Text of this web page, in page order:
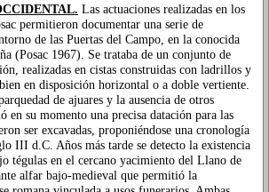
Las actuaciones realizadas en los
permitieron documentar una serie de
de las Puertas del Campo, en la conocida
(Posac 1967). Se trataba de un conjunto de
realizadas en cistas construidas con ladrillos y
en disposición horizontal o a doble vertiente.
de ajuares y la ausencia de otros
en su momento una precisa datación para las
ser excavadas, proponiéndose una cronología
III d.C. Años más tarde se detecto la existencia
tégulas en el cercano yacimiento del Llano de
alfar bajo-medieval que permitió la